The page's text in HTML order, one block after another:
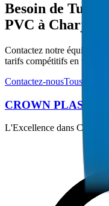
Besoin de
PVC à Charjah ?
Contactez notre équipe
tarifs compétitifs en volume.
Contactez-nousTous les
CROWN PLASTIC
L'Excellence dans Chaque